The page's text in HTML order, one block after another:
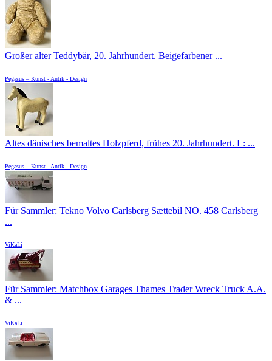
Großer alter Teddybär, 20. Jahrhundert. Beigefarbener ...
Pegasus – Kunst - Antik - Design
Altes dänisches bemaltes Holzpferd, frühes 20. Jahrhundert. L: ...
Pegasus – Kunst - Antik - Design
Für Sammler: Tekno Volvo Carlsberg Sættebil NO. 458 Carlsberg
...
ViKaLi
Für Sammler: Matchbox Garages Thames Trader Wreck Truck A.A.
& ...
ViKaLi